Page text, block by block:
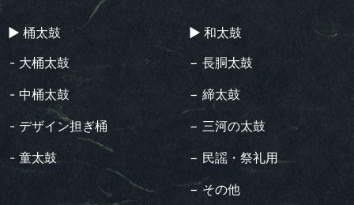
▶︎ 桶太鼓
- 大桶太鼓
- 中桶太鼓
- デザイン担ぎ桶
- 童太鼓
▶︎ 和太鼓
− 長胴太鼓
− 締太鼓
− 三河の太鼓
− 民謡・祭礼用
− その他